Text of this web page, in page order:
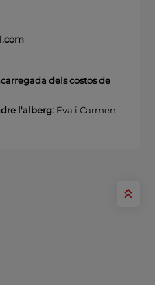
dels costos de
l'alberg:Eva i Carmen